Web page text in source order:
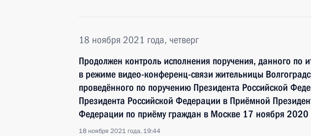
18 ноября 2021 года, четверг
Продолжен контроль исполнения поручения, данного по
в режиме видео-конференц-связи жительницы
проведённого по поручению Президента Российской
Президента Российской Федерации в Приёмной
Федерации по приёму граждан в Москве 17 ноября 2020
18 ноября 2021 года, 19:44